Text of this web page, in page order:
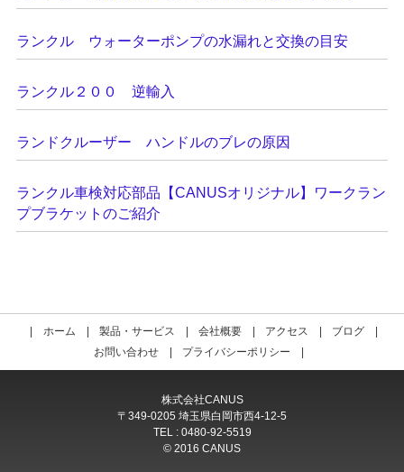
ランクル ウォーターポンプの水漏れと交換の目安
ランクル２００ 逆輸入
ランドクルーザー ハンドルのブレの原因
ランクル車検対応部品【CANUSオリジナル】ワークラン
プブラケットのご紹介
ホーム 製品・サービス 会社概要 アクセス
ブログ
お問い合わせ
プライバシーポリシー
株式会社CANUS
〒349-0205 埼玉県白岡市西4-12-5
TEL : 0480-92-5519
© 2016 CANUS